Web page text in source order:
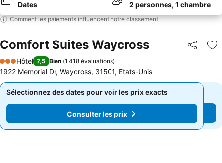
Dates 2 personnes, 1 chambre
Comment les paiements influencent notre classement
Comfort Suites Waycross Partager
3 Étoiles
Hôtel 7,5 Bien (1 418 évaluations)
1922 Memorial Dr, Waycross, 31501, Etats-Unis
Sélectionnez des dates pour voir les prix exacts
Consulter les prix
Sélectionnez des dates pour voir les prix exacts
Consulter les prix